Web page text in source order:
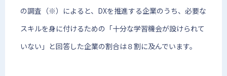
の調査（※）によると、DXを推進する企業のうち、必要な
スキルを身に付けるための「十分な学習機会が設けられて
いない」と回答した企業の割合は８割に及んでいます。